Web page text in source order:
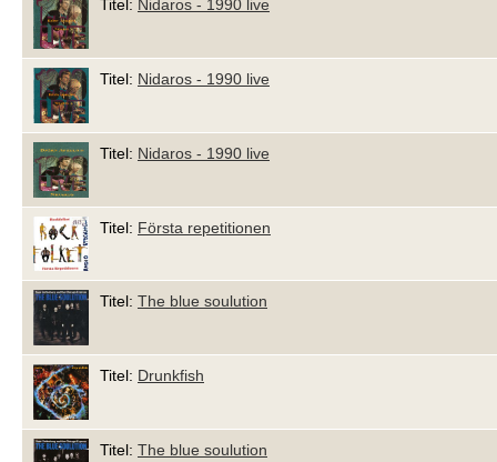
Titel: Nidaros - 1990 live
Titel: Nidaros - 1990 live
Titel: Nidaros - 1990 live
Titel: Första repetitionen
Titel: The blue soulution
Titel: Drunkfish
Titel: The blue soulution